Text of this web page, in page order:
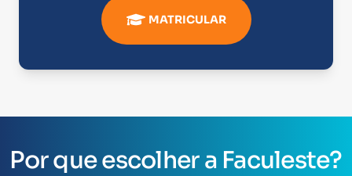
MATRICULAR
Por que escolher a Faculeste?